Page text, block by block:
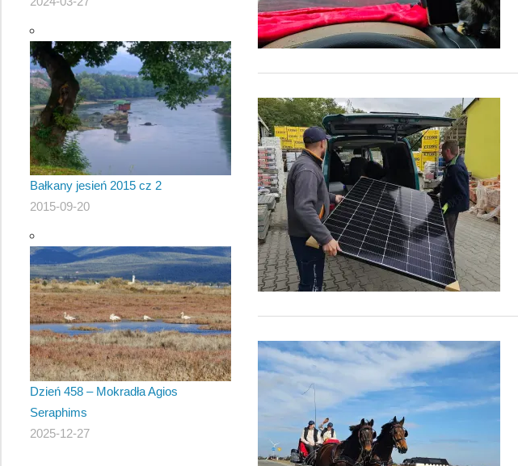
Bałkany jesień 2015 cz 2
2015-09-20
Dzień 458 – Mokradła Agios
Seraphims
2025-12-27